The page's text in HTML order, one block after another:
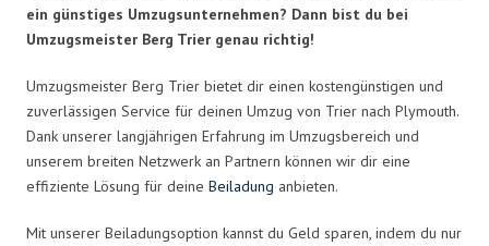
ein günstiges Umzugsunternehmen? Dann bist du bei
Umzugsmeister Berg Trier genau richtig!
Umzugsmeister Berg Trier bietet dir einen kostengünstigen und
zuverlässigen Service für deinen Umzug von Trier nach Plymouth.
Dank unserer langjährigen Erfahrung im Umzugsbereich und
unserem breiten Netzwerk an Partnern können wir dir eine
effiziente Lösung für deine Beiladung anbieten.
Mit unserer Beiladungsoption kannst du Geld sparen, indem du nur